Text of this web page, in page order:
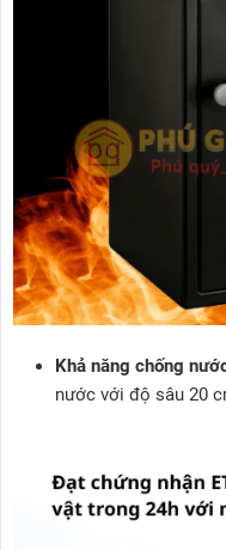
Khả năng chống
nước với độ sâu 20